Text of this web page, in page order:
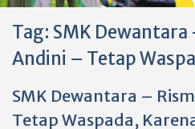
Tag: SMK
Andini – Tetap
SMK Dewantara –
Tetap Waspada,